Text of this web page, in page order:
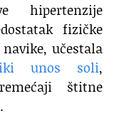
hipertenzije
fizičke
učestala
unos soli,
štitne